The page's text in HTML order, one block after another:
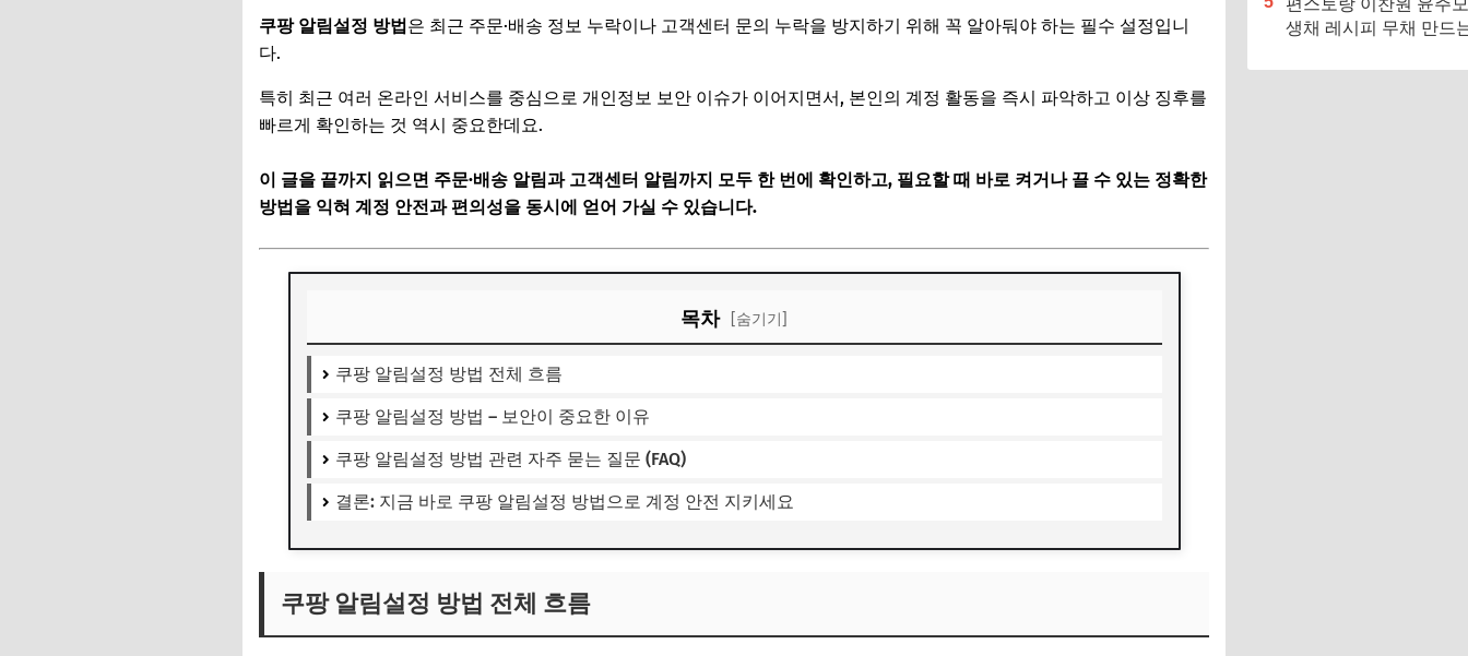
쿠팡 알림설정 방법은 최근 주문·배송 정보 누락이나 고객센터 문의 누락을 방지하기 위해 꼭 알아둬야 하는 필수 설정입니
다.
특히 최근 여러 온라인 서비스를 중심으로 개인정보 보안 이슈가 이어지면서, 본인의 계정 활동을 즉시 파악하고 이상 징후를
빠르게 확인하는 것 역시 중요한데요.
이 글을 끝까지 읽으면 주문·배송 알림과 고객센터 알림까지 모두 한 번에 확인하고, 필요할 때 바로 켜거나 끌 수 있는 정확한
방법을 익혀 계정 안전과 편의성을 동시에 얻어 가실 수 있습니다.
목차 [숨기기]
쿠팡 알림설정 방법 전체 흐름
쿠팡 알림설정 방법 – 보안이 중요한 이유
쿠팡 알림설정 방법 관련 자주 묻는 질문 (FAQ)
결론: 지금 바로 쿠팡 알림설정 방법으로 계정 안전 지키세요
쿠팡 알림설정 방법 전체 흐름
편스토랑 이찬원 윤주
생채 레시피 무채 만드